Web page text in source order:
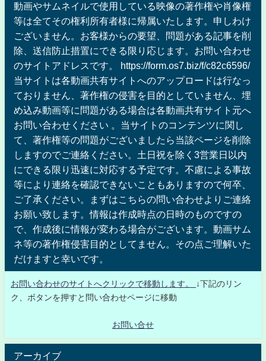
動画やサムネイルで使用している映像の著作権や肖像権
等は全てその権利所有者様に帰属いたします。申しわけ
ございません。お客様からの要望、問題がある記事を削
除、送信防止措置にできる限り応じます。お問い合わせ
のサイトアドレスです。 https://form.os7.biz/f/c82c6596/
当サイトは各動画共有サイトへのアップロードは行なっ
ておりません、著作権の侵害を目的としていません、埋
め込み動画等に問題がある場合は各動画共有サイト元へ
お問い合わせください 。当サイトのコンテンツに関し
て、著作権等の問題がございましたら当該ページを削除
しますのでご連絡ください。土日祝を除く3営業日以内
にできる限り迅速に対応する予定です。不慮による事故
等により連絡を確認できないこともありますので何卒、
ご了承ください。まずはこちらの問い合わせよりご連絡
お願い致します。情報は作成時点の日時のものですの
で、作成後に情報が変わる場合がございます。動画サム
ネ等の著作権侵害目的としてません。その点ご理解いた
だけますと幸いです。
お問い合わせのサイトへクリックで移動します。
↓下記のリン
ク、ボタンを押すと問い合わせページに移動
お問い合せ
アーカイブ